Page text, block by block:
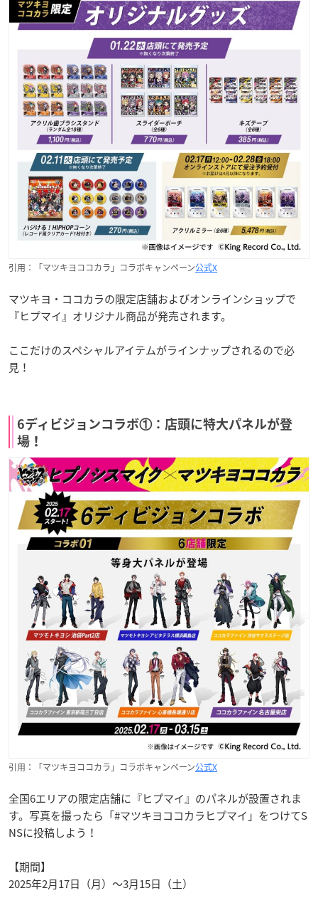
引用：「マツキヨココカラ」コラボキャンペーン公式X
マツキヨ・ココカラの限定店舗およびオンラインショップで
『ヒプマイ』オリジナル商品が発売されます。
ここだけのスペシャルアイテムがラインナップされるので必
見！
6ディビジョンコラボ①：店頭に特大パネルが登
場！
引用：「マツキヨココカラ」コラボキャンペーン公式X
全国6エリアの限定店舗に『ヒプマイ』のパネルが設置されま
す。写真を撮ったら「#マツキヨココカラヒプマイ」をつけてS
NSに投稿しよう！
【期間】
2025年2月17日（月）～3月15日（土）